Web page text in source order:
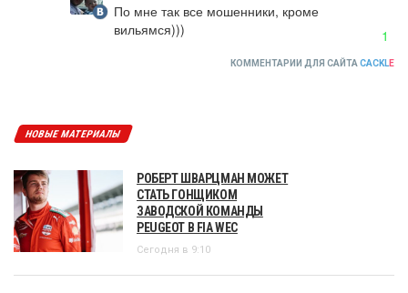
По мне так все мошенники, кроме
вильямся)))
1
КОММЕНТАРИИ ДЛЯ САЙТА CACKLE
НОВЫЕ МАТЕРИАЛЫ
РОБЕРТ ШВАРЦМАН МОЖЕТ
СТАТЬ ГОНЩИКОМ
ЗАВОДСКОЙ КОМАНДЫ
PEUGEOT В FIA WEC
Сегодня в 9:10